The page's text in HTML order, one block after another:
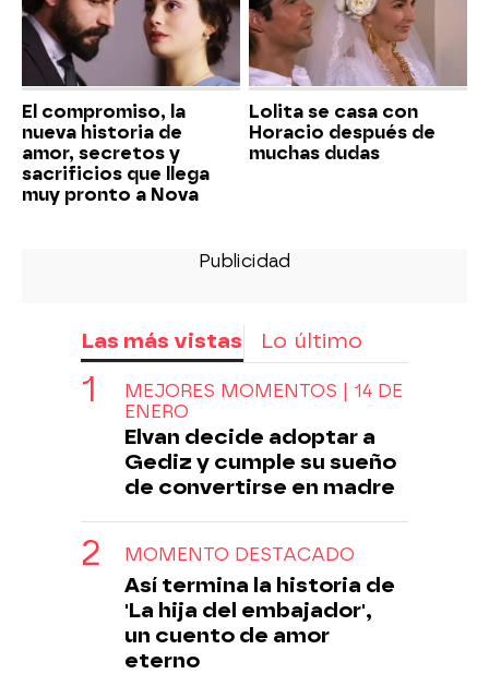
El compromiso, la
nueva historia de
amor, secretos y
sacrificios que llega
muy pronto a Nova
Lolita se casa con
Horacio después de
muchas dudas
Las más vistas Lo último
MEJORES MOMENTOS | 14 DE
ENERO
Elvan decide adoptar a
Gediz y cumple su sueño
de convertirse en madre
MOMENTO DESTACADO
Así termina la historia de
'La hija del embajador',
un cuento de amor
eterno